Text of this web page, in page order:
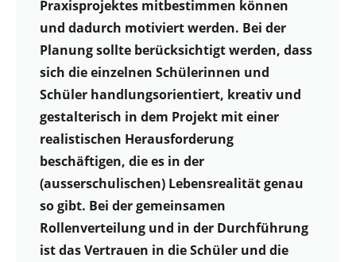
Praxisprojektes mitbestimmen können
und dadurch motiviert werden. Bei der
Planung sollte berücksichtigt werden, dass
sich die einzelnen Schülerinnen und
Schüler handlungsorientiert, kreativ und
gestalterisch in dem Projekt mit einer
realistischen Herausforderung
beschäftigen, die es in der
(ausserschulischen) Lebensrealität genau
so gibt. Bei der gemeinsamen
Rollenverteilung und in der Durchführung
ist das Vertrauen in die Schüler und die